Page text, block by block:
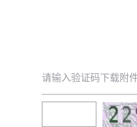
请输入验证码下载附